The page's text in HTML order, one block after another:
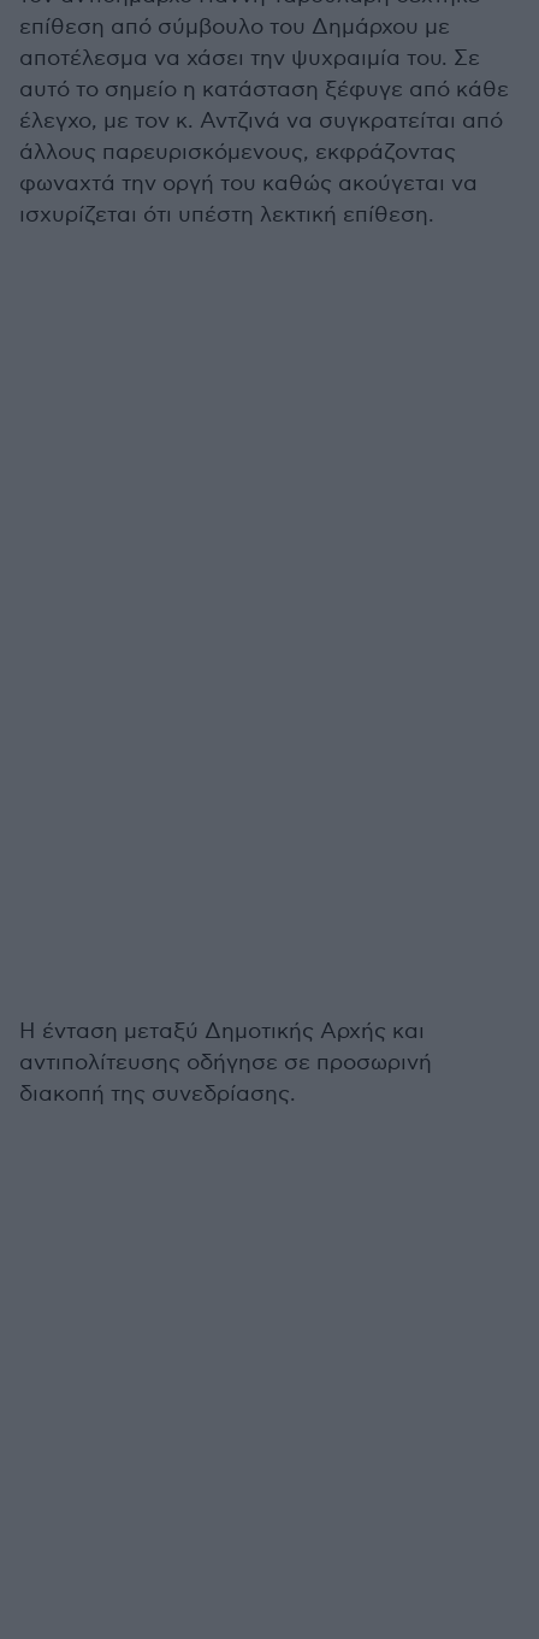
επίθεση από σύμβουλο του Δημάρχου με
αποτέλεσμα να χάσει την ψυχραιμία του. Σε
αυτό το σημείο η κατάσταση ξέφυγε από κάθε
έλεγχο, με τον κ. Αντζινά να συγκρατείται από
άλλους παρευρισκόμενους, εκφράζοντας
φωναχτά την οργή του καθώς ακούγεται να
ισχυρίζεται ότι υπέστη λεκτική επίθεση.
Η ένταση μεταξύ Δημοτικής Αρχής και
αντιπολίτευσης οδήγησε σε προσωρινή
διακοπή της συνεδρίασης.